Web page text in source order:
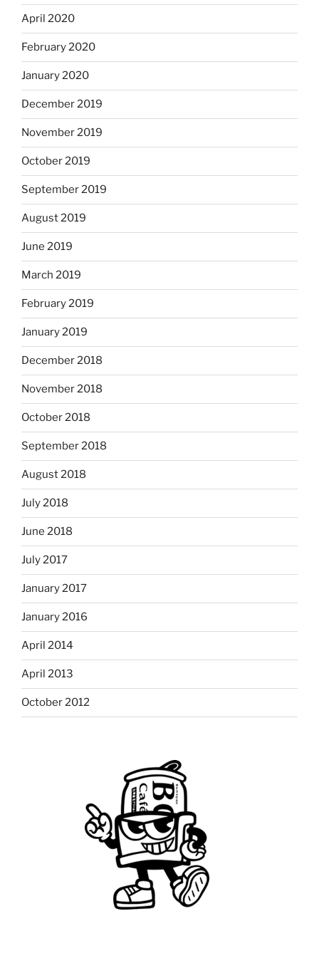
April 2020
February 2020
January 2020
December 2019
November 2019
October 2019
September 2019
August 2019
June 2019
March 2019
February 2019
January 2019
December 2018
November 2018
October 2018
September 2018
August 2018
July 2018
June 2018
July 2017
January 2017
January 2016
April 2014
April 2013
October 2012